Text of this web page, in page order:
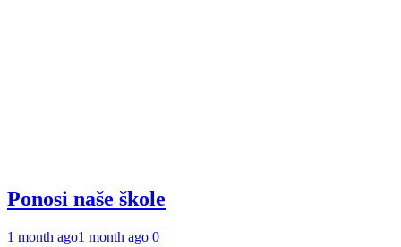
Ponosi naše škole
1 month ago1 month ago 0